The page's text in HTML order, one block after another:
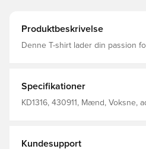
Produktbeskrivelse
Denne T-shirt lader din passion
og almindelige pasform holder looket
pasform Rund hals 100 % bomuld
Specifikationer
KD1316, 430911, Mænd, Voksne,
Kundesupport